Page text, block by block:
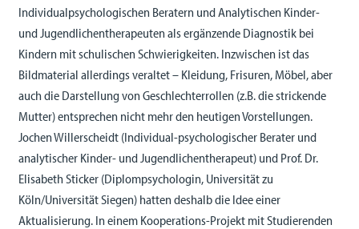
Individualpsychologischen Beratern und Analytischen Kinder-
und Jugendlichentherapeuten als ergänzende Diagnostik bei
Kindern mit schulischen Schwierigkeiten. Inzwischen ist das
Bildmaterial allerdings veraltet – Kleidung, Frisuren, Möbel, aber
auch die Darstellung von Geschlechterrollen (z.B. die strickende
Mutter) entsprechen nicht mehr den heutigen Vorstellungen.
Jochen Willerscheidt (Individual-psychologischer Berater und
analytischer Kinder- und Jugendlichentherapeut) und Prof. Dr.
Elisabeth Sticker (Diplompsychologin, Universität zu
Köln/Universität Siegen) hatten deshalb die Idee einer
Aktualisierung. In einem Kooperations-Projekt mit Studierenden